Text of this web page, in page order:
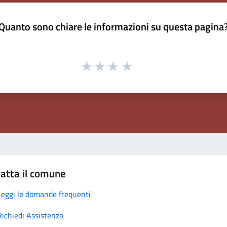
sono chiare le informazioni su questa
il comune
le domande frequenti
Assistenza